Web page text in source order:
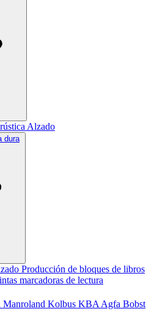
Alzado
dura
Producción de bloques de libros
marcadoras de lectura
Manroland Kolbus KBA Agfa Bobst